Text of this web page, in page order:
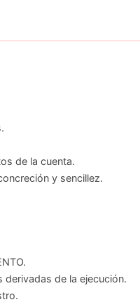
de la cuenta.
y sencillez.
derivadas de la ejecución.